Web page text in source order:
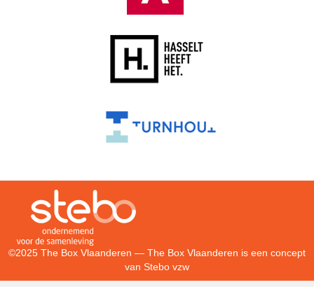
©2025 The Box Vlaanderen — The Box Vlaanderen is een concept
van Stebo vzw